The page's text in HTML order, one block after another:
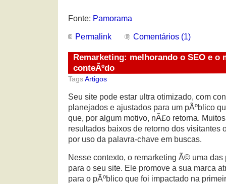
Fonte: Pamorama
Permalink Comentários (1)
Remarketing: melhorando o SEO e o
conteÃºdo
TagsArtigos
Seu site pode estar ultra otimizado, com
planejados e ajustados para um pÃºblico
que, por algum motivo, nÃ£o retorna.
resultados baixos de retorno dos visitantes
por uso da palavra-chave em buscas.
Nesse contexto, o remarketing Ã© uma
para o seu site. Ele promove a sua marca
para o pÃºblico que foi impactado na